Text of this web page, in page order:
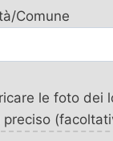
Comune
le foto dei
preciso